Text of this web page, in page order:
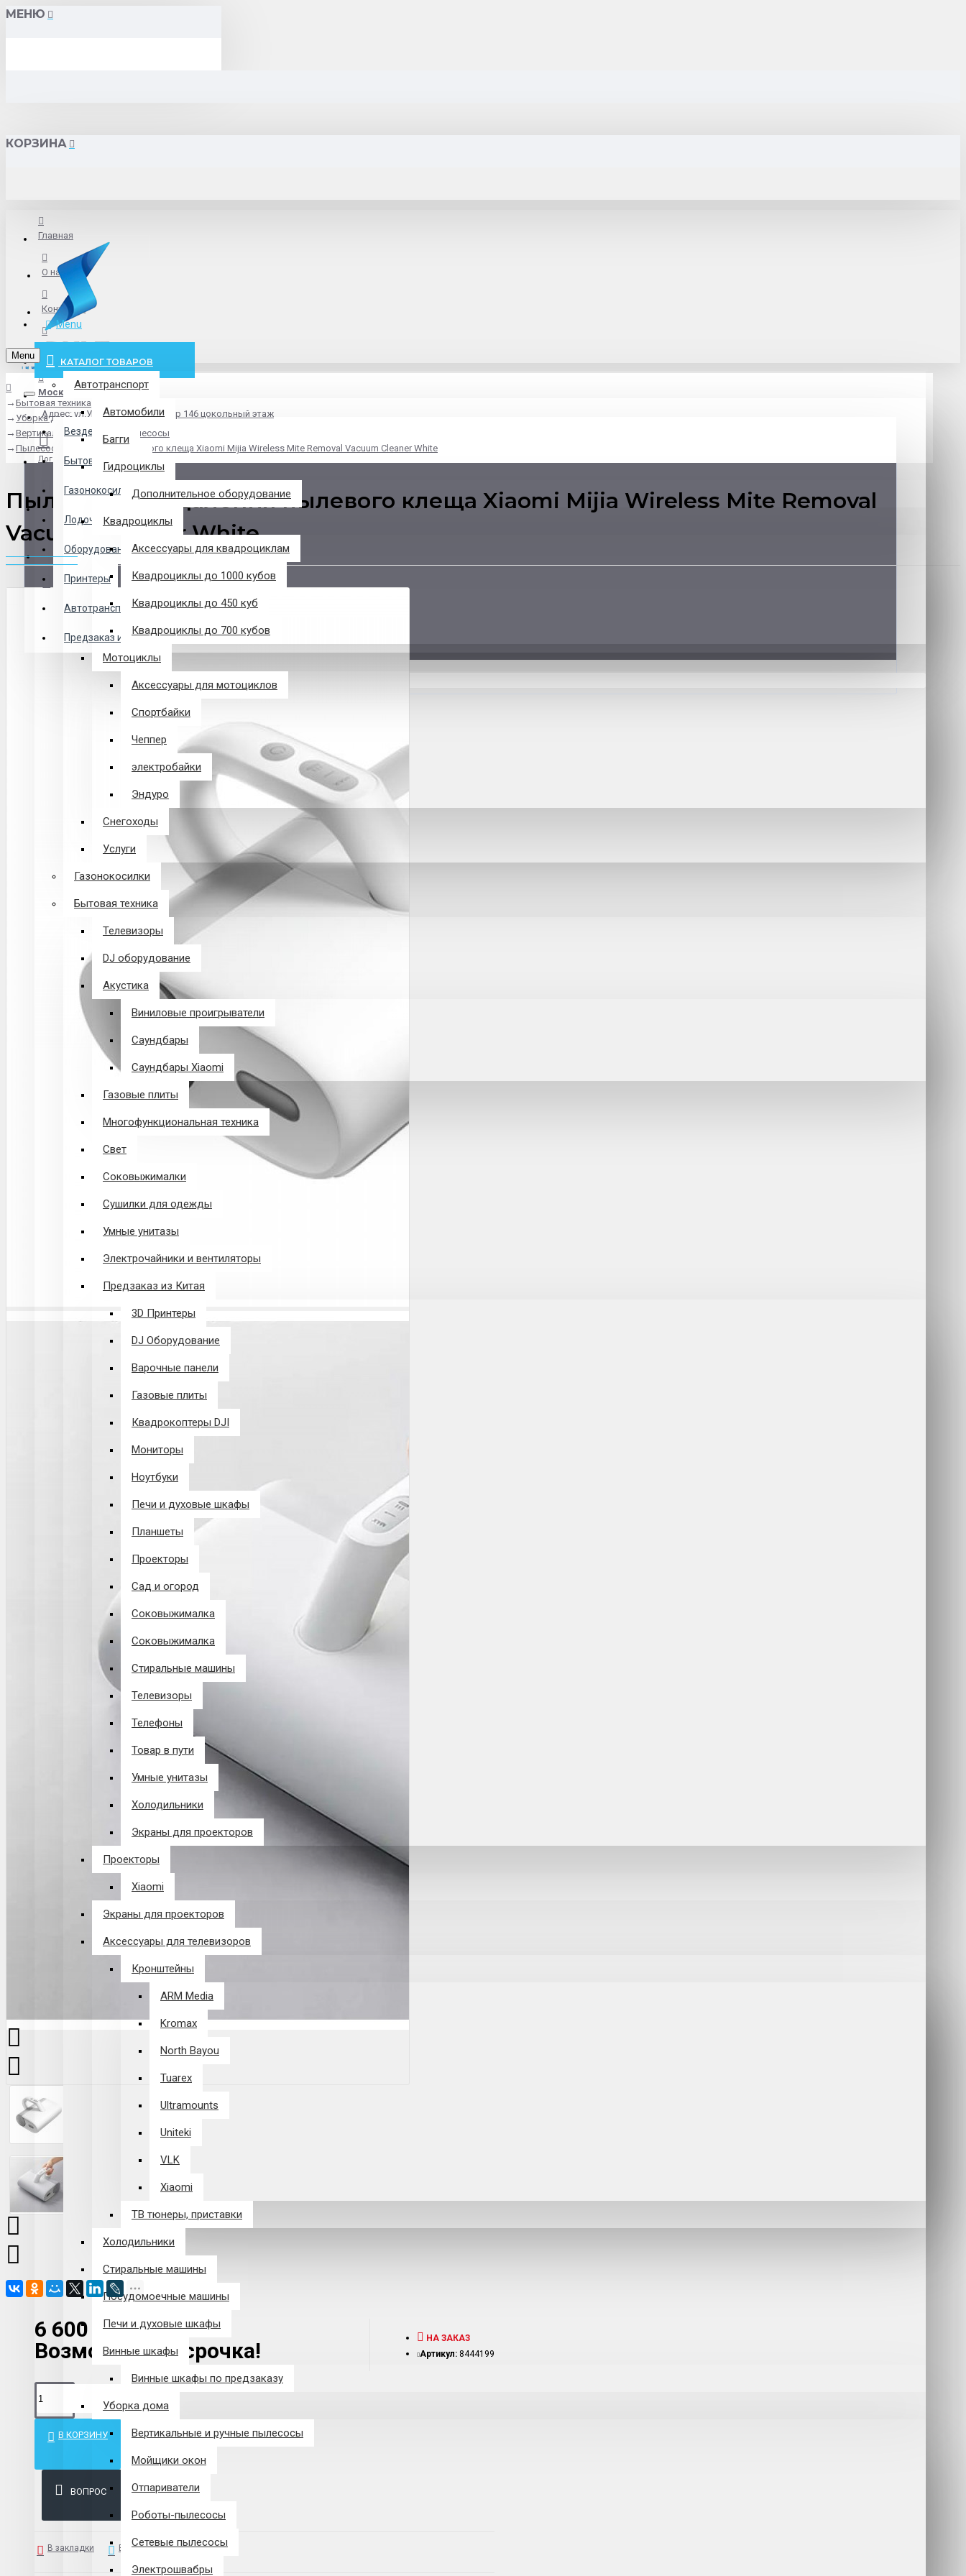
МЕНЮ
КОРЗИНА
Главная
О нас
Контакты
info@pxlt.ru
Москва
Адрес: ул.Угрешская дом 2, стр 146 цокольный этаж
Везде
Везде
Бытовая техника
Газонокосилки
Лодочные Моторы
Оборудование
Принтеры
Автотранспорт
Предзаказ из Китая
Логин
Регистрация
Закладки
0 товар(ов) - 0 р.
Menu
КАТАЛОГ ТОВАРОВ
Автотранспорт
Автомобили
Багги
Гидроциклы
Дополнительное оборудование
Квадроциклы
Аксессуары для квадроциклам
Квадроциклы до 1000 кубов
Квадроциклы до 450 куб
Квадроциклы до 700 кубов
Мотоциклы
Аксессуары для мотоциклов
Спортбайки
Чеппер
электробайки
Эндуро
Снегоходы
Услуги
Газонокосилки
Бытовая техника
Телевизоры
DJ оборудование
Акустика
Виниловые проигрыватели
Саундбары
Саундбары Xiaomi
Газовые плиты
Многофункциональная техника
Свет
Соковыжималки
Сушилки для одежды
Умные унитазы
Электрочайники и вентиляторы
Предзаказ из Китая
3D Принтеры
DJ Оборудование
Варочные панели
Газовые плиты
Квадрокоптеры DJI
Мониторы
Ноутбуки
Печи и духовые шкафы
Планшеты
Проекторы
Сад и огород
Соковыжималка
Соковыжималка
Стиральные машины
Телевизоры
Телефоны
Товар в пути
Умные унитазы
Холодильники
Экраны для проекторов
Проекторы
Xiaomi
Экраны для проекторов
Аксессуары для телевизоров
Кронштейны
ARM Media
Kromax
North Bayou
Tuarex
Ultramounts
Uniteki
VLK
Xiaomi
ТВ тюнеры, приставки
Холодильники
Стиральные машины
Посудомоечные машины
Печи и духовые шкафы
Винные шкафы
Винные шкафы по предзаказу
Уборка дома
Вертикальные и ручные пылесосы
Мойщики окон
Отпариватели
Роботы-пылесосы
Сетевые пылесосы
Электрошвабры
Menu
Бытовая техника
Уборка дома
Вертикальные и ручные пылесосы
Пылесос для удаления пылевого клеща Xiaomi Mijia Wireless Mite Removal Vacuum Cleaner White
Пылесос для удаления пылевого клеща Xiaomi Mijia Wireless Mite Removal
Vacuum Cleaner White
6 600 р.
Возможна рассрочка!
НА ЗАКАЗ
Артикул: 8444199
В КОРЗИНУ
ВОПРОС
В закладки В сравнение